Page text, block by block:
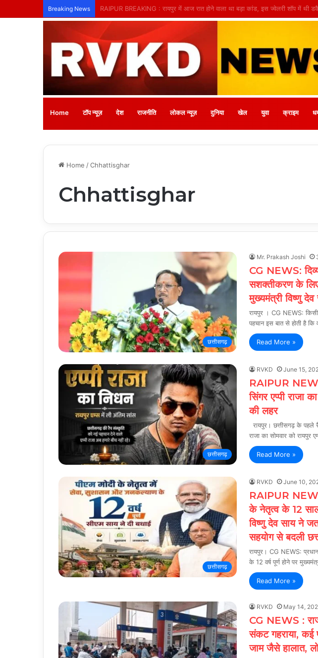
Breaking News तिल्दा-नेवरा में अनाथ बच्चों के लिए लगेगा नि:शुल्क मीना बाजार, 10 अगस्त को मुस्कानों से
Home टॉप न्यूज़ देश राजनीति लोकल न्यूज़ दुनिया खेल युवा क्राइम
Home /Chhattisghar
Chhattisghar
छत्तीसगढ़
Mr. Prakash Joshi
CG NEWS:
सशक्तीकरण के लिए
मुख्यमंत्री विष्णु देव
रायपुर । CG NEWS:
पहचान इस बात से होती है कि
Read More »
छत्तीसगढ़
RVKD June 15,
RAIPUR
सिंगर एप्पी राजा
की लहर
रायपुर। छत्तीसगढ़ के पहले
राजा का सोमवार को रायपुर
Read More »
छत्तीसगढ़
RVKD June 10,
RAIPUR
के नेतृत्व के 12
विष्णु देव साय ने
सहयोग से बदली
रायपुर। CG NEWS:
के 12 वर्ष पूर्ण होने पर
Read More »
RVKD May 14,
CG NEWS :
संकट गहराया, कई
जाम जैसे हालात,